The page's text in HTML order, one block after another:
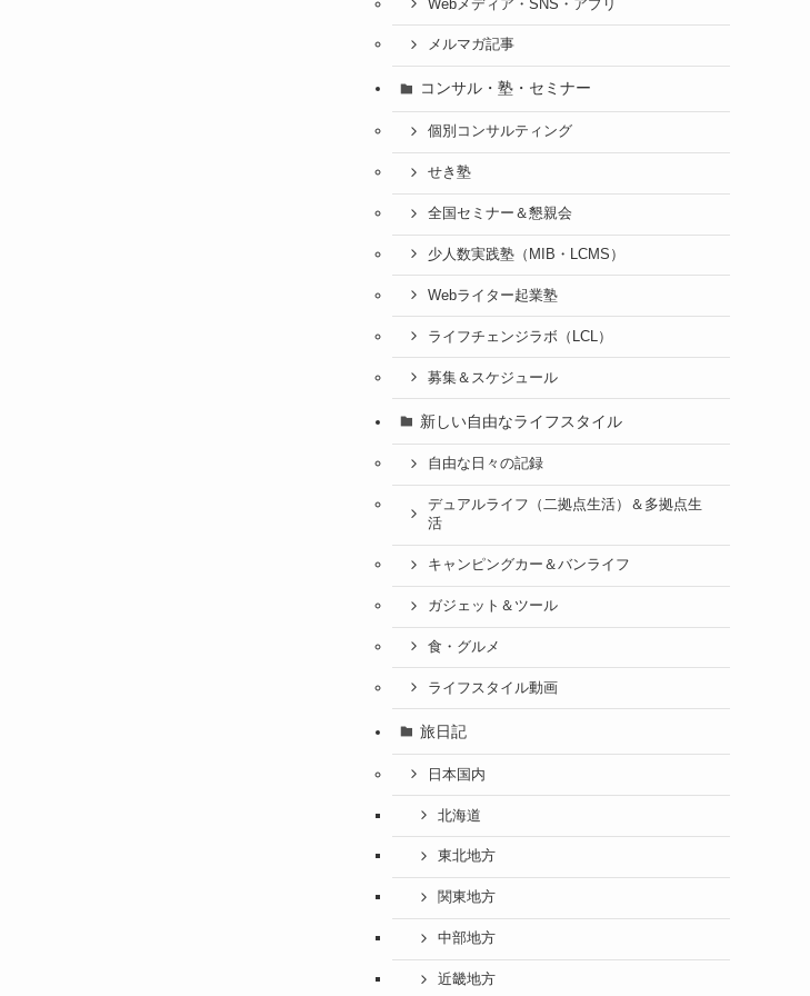
Webメディア・SNS・アプリ
メルマガ記事
コンサル・塾・セミナー
個別コンサルティング
せき塾
全国セミナー＆懇親会
少人数実践塾（MIB・LCMS）
Webライター起業塾
ライフチェンジラボ（LCL）
募集＆スケジュール
新しい自由なライフスタイル
自由な日々の記録
デュアルライフ（二拠点生活）＆多拠点生
活
キャンピングカー＆バンライフ
ガジェット＆ツール
食・グルメ
ライフスタイル動画
旅日記
日本国内
北海道
東北地方
関東地方
中部地方
近畿地方